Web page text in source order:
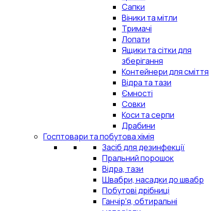
Сапки
Віники та мітли
Тримачі
Лопати
Ящики та сітки для
зберігання
Контейнери для сміття
Відра та тази
Ємності
Совки
Коси та серпи
Драбини
Госптовари та побутова хімія
Засіб для дезинфекції
Пральний порошок
Відра, тази
Швабри, насадки до швабр
Побутові дрібниці
Ганчір'я, обтиральні